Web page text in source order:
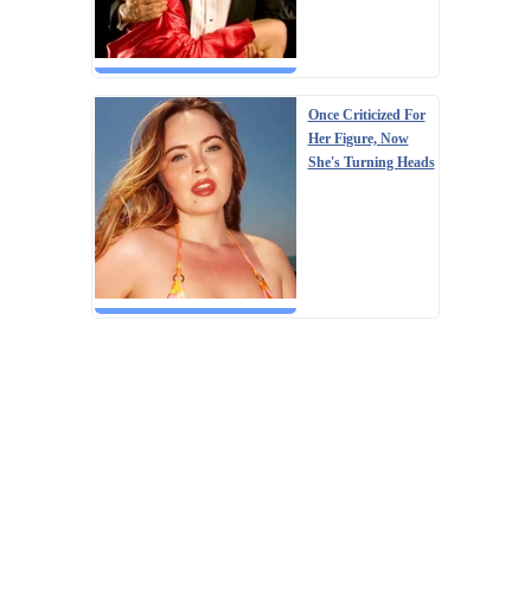
Once Criticized For
Her Figure, Now
She's Turning Heads